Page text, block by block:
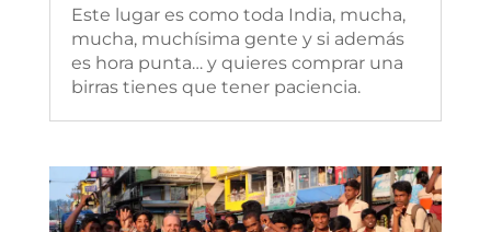
Este lugar es como toda India, mucha,
mucha, muchísima gente y si además
es hora punta… y quieres comprar una
birras tienes que tener paciencia.